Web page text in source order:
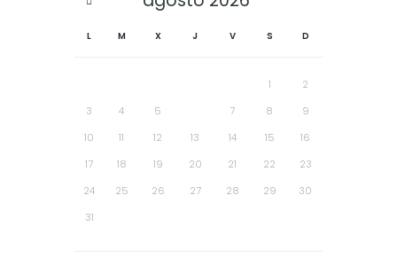
L M X J V S D
1
2
3
4 5 7 8
9
10
11 12 13 14 15
16
17
18 19 20 21 22
23
24
25 26 27 28 29
30
31